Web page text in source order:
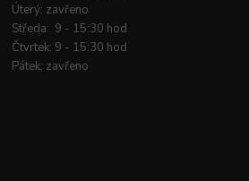
Úterý: zavřeno
Středa: 9 - 15:30 hod
Čtvrtek: 9 - 15:30 hod
Pátek: zavřeno